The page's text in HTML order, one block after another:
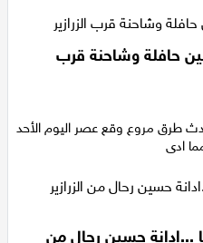
حافلة وشاحنة قرب
طرق مروع وقع عصر اليوم الأحد